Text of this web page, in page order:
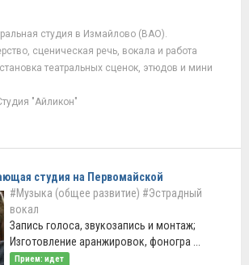
студия в Измайлово (ВАО).
сценическая речь, вокала и работа
театральных сценок, этюдов и мини
"Айликон"
студия на Первомайской
#Музыка (общее развитие) #Эстрадный
вокал
Запись голоса, звукозапись и монтаж;
Изготовление аранжировок, фоногра ...
Прием: идет